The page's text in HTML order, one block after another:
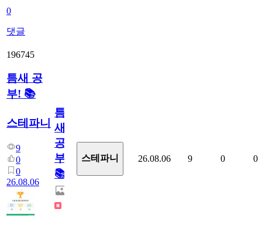
0
댓글
196745
틈새 공
부! 📚
스테파니
9
0
0
26.08.06
틈
새
공
부!
📚
스테파니 26.08.06 9 0 0